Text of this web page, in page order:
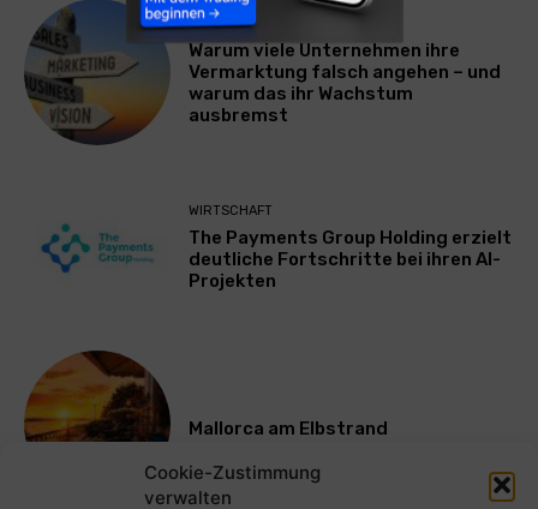
Cookie-Zustimmung
verwalten
WERBUNG & MARKETING
Warum viele Unternehmen ihre
Vermarktung falsch angehen – und
warum das ihr Wachstum
ausbremst
WIRTSCHAFT
The Payments Group Holding erzielt
deutliche Fortschritte bei ihren AI-
Projekten
Mallorca am Elbstrand